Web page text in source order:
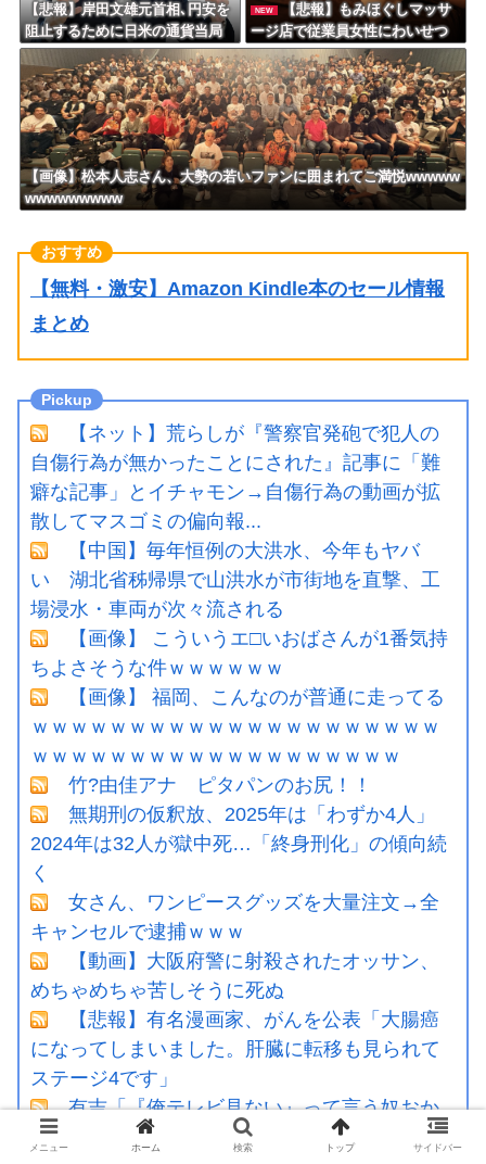
【悲報】岸田文雄元首相､円安を
阻止するために日米の通貨当局
が実施した為替介入は｢一時しの
ぎに過ぎない｣との認識を示す
NEW
【悲報】もみほぐしマッサ
ージ店で従業員女性にわいせつ
行為かで男を逮捕ｗｗｗｗｗｗ
ｗｗｗ
【画像】松本人志さん、大勢の若いファンに囲まれてご満悦wwwww
wwwwwwwww
【無料・激安】Amazon Kindle本のセール情報
まとめ
【ネット】荒らしが『警察官発砲で犯人の
自傷行為が無かったことにされた』記事に「難
癖な記事」とイチャモン→自傷行為の動画が拡
散してマスゴミの偏向報...
【中国】毎年恒例の大洪水、今年もヤバ
い 湖北省秭帰県で山洪水が市街地を直撃、工
場浸水・車両が次々流される
【画像】 こういうエ□いおばさんが1番気持
ちよさそうな件ｗｗｗｗｗｗ
【画像】 福岡、こんなのが普通に走ってる
ｗｗｗｗｗｗｗｗｗｗｗｗｗｗｗｗｗｗｗｗｗ
ｗｗｗｗｗｗｗｗｗｗｗｗｗｗｗｗｗｗｗ
竹?由佳アナ ピタパンのお尻！！
無期刑の仮釈放、2025年は「わずか4人」
2024年は32人が獄中死…「終身刑化」の傾向続
く
女さん、ワンピースグッズを大量注文→全
キャンセルで逮捕ｗｗｗ
【動画】大阪府警に射殺されたオッサン、
めちゃめちゃ苦しそうに死ぬ
【悲報】有名漫画家、がんを公表「大腸癌
になってしまいました。肝臓に転移も見られて
ステージ4です」
有吉「『俺テレビ見ない』って言う奴おか
しいだろ。団子屋で『団子食べない』って言う
メニュー ホーム 検索 トップ サイドバー